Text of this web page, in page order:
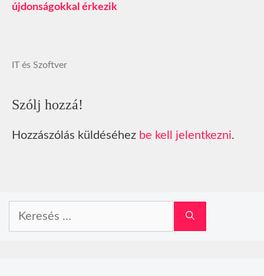
újdonságokkal érkezik
IT és Szoftver
Szólj hozzá!
Hozzászólás küldéséhez be kell jelentkezni.